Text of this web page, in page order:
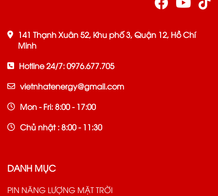
141 Thạnh Xuân 52, Khu phố 3, Quận 12, Hồ Chí
Minh
Hotline 24/7: 0976.677.705
vietnhatenergy@gmail.com
Mon - Fri: 8:00 - 17:00
Chủ nhật : 8:00 - 11:30
DANH MỤC
PIN NĂNG LƯỢNG MẶT TRỜI